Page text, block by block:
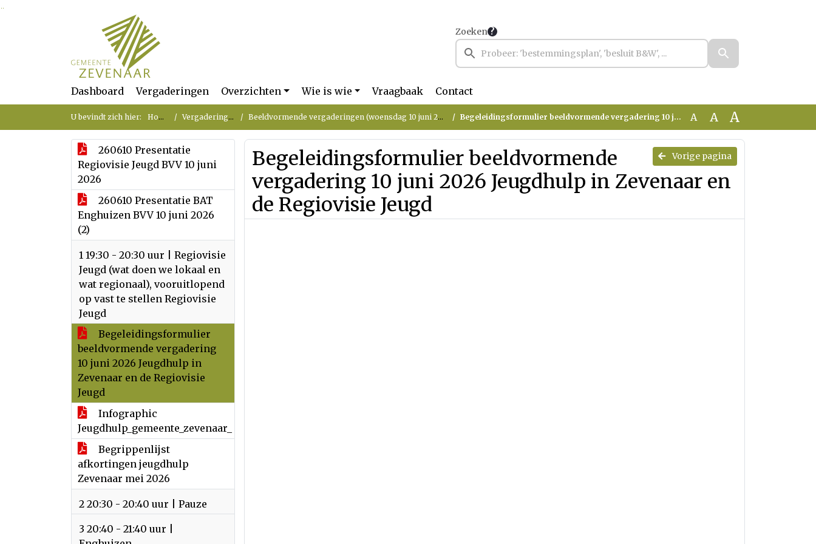
Ga naar de inhoud van deze pagina
Zoeken
Dashboard Vergaderingen Overzichten Wie is wie Vraagbaak Contact
U bevindt zich hier: Home Vergaderingen Beeldvormende vergaderingen (woensdag 10 juni 2026) Begeleidingsformulier beeldvormende vergadering 10 juni 2026 Jeugdhulp in Zevenaar en de Regiovisie Jeugd A A A
260610 Presentatie
Regiovisie Jeugd BVV 10 juni
2026
260610 Presentatie BAT
Enghuizen BVV 10 juni 2026
(2)
1 19:30 - 20:30 uur | Regiovisie
Jeugd (wat doen we lokaal en
wat regionaal), vooruitlopend
op vast te stellen Regiovisie
Jeugd
Begeleidingsformulier
beeldvormende vergadering
10 juni 2026 Jeugdhulp in
Zevenaar en de Regiovisie
Jeugd
Infographic
Jeugdhulp_gemeente_zevenaar_
Begrippenlijst
afkortingen jeugdhulp
Zevenaar mei 2026
2 20:30 - 20:40 uur | Pauze
3 20:40 - 21:40 uur |
Vorige pagina
Begeleidingsformulier beeldvormende
vergadering 10 juni 2026 Jeugdhulp in Zevenaar en
de Regiovisie Jeugd